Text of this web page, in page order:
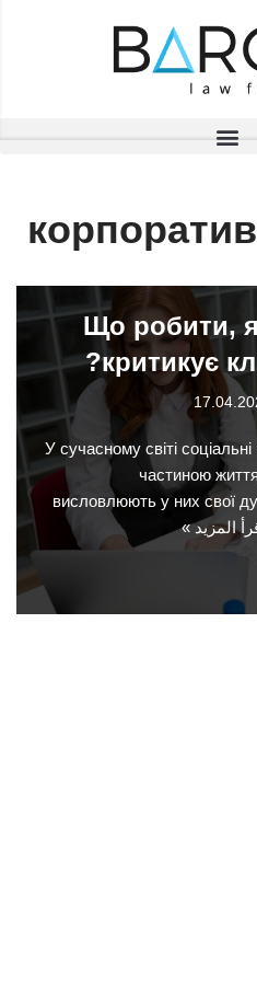
Що робити,
критикує
У сучасному світі
частиною
висловлюють у них свої
المزيد »